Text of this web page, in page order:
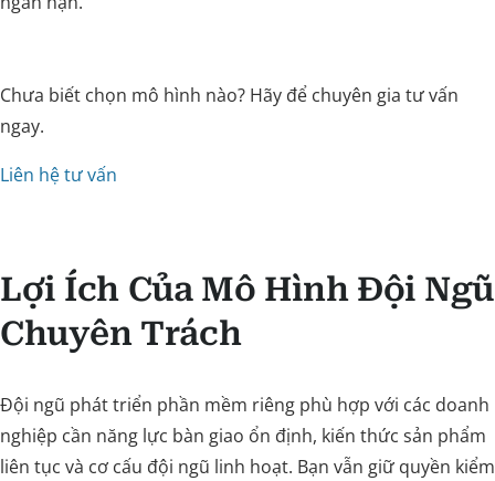
Chưa biết chọn mô hình nào? Hãy để chuyên gia tư vấn
ngay.
Liên hệ tư vấn
Lợi Ích Của Mô Hình Đội Ngũ
Chuyên Trách
Đội ngũ phát triển phần mềm riêng phù hợp với các doanh
nghiệp cần năng lực bàn giao ổn định, kiến thức sản phẩm
liên tục và cơ cấu đội ngũ linh hoạt. Bạn vẫn giữ quyền kiểm